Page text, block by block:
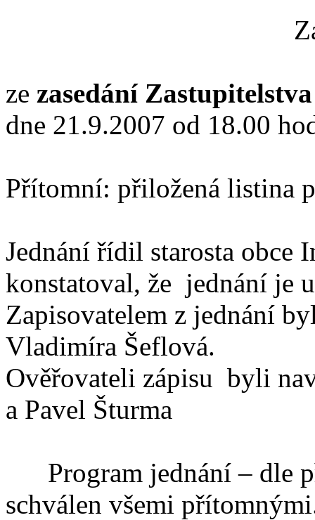
ze zasedání
dne 21.9.2007 od 18.00
Přítomní: přiložená listina
Jednání řídil starosta obce
konstatoval, že jednání je
Zapisovatelem z jednání
Vladimíra Šeflová.
Ověřovateli zápisu byli
a Pavel Šturma
Program jednání – dle
schválen všemi